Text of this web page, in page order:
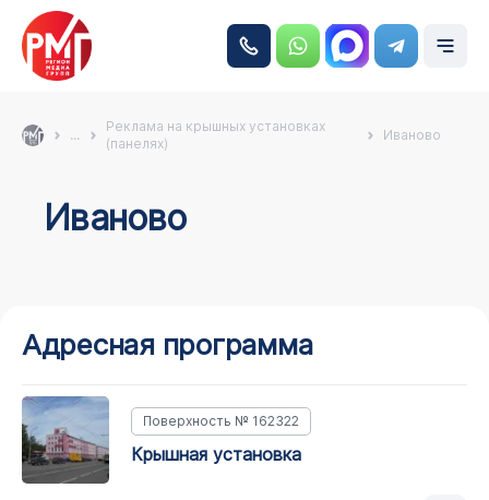
...
Реклама на крышных установках
(панелях)
Иваново
Иваново
Адресная программа
Поверхность № 162322
крышная установка